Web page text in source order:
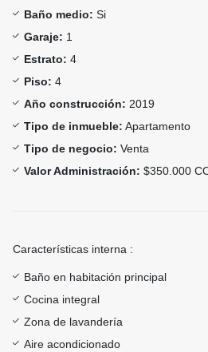
Baño medio: Si
Garaje: 1
Estrato: 4
Piso: 4
Año construcción: 2019
Tipo de inmueble: Apartamento
Tipo de negocio: Venta
Valor Administración: $350.000
Características interna :
Baño en habitación principal
Cocina integral
Zona de lavandería
Aire acondicionado